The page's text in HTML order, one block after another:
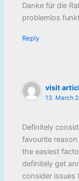
Danke für die
problemlos
Reply
visit
13. March
Definitely
favourite
the easiest
definitely get
consider issues